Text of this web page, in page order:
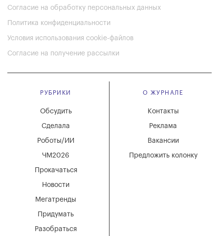
Согласие на обработку персональных данных
Политика конфиденциальности
Условия использования cookie-файлов
Согласие на получение рассылки
РУБРИКИ
Мегатренды
Придумать
Разобраться
Новости
Обсудить
Сделала
Роботы/ИИ
ЧМ2026
Прокачаться
О ЖУРНАЛЕ
Вакансии
Реклама
Контакты
Предложить колонку